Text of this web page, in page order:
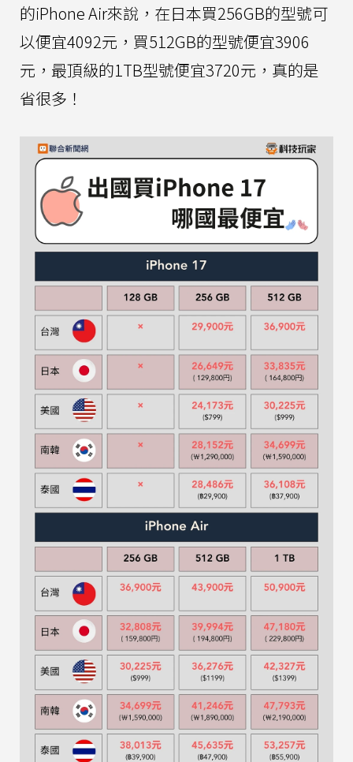
的iPhone Air來說，在日本買256GB的型號可
以便宜4092元，買512GB的型號便宜3906
元，最頂級的1TB型號便宜3720元，真的是
省很多！